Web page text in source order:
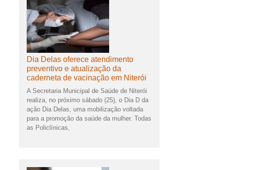
Dia Delas oferece atendimento
preventivo e atualização da
caderneta de vacinação em Niterói
A Secretaria Municipal de Saúde de Niterói
realiza, no próximo sábado (25), o Dia D da
ação Dia Delas, uma mobilização voltada
para a promoção da saúde da mulher. Todas
as Policlínicas,